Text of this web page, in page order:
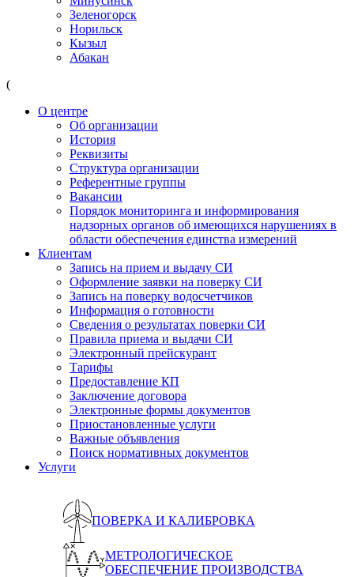
Зеленогорск
Норильск
Кызыл
Абакан
(
О центре
Об организации
История
Реквизиты
Структура организации
Референтные группы
Вакансии
Порядок мониторинга и информирования
надзорных органов об имеющихся нарушениях в
области обеспечения единства измерений
Клиентам
Запись на прием и выдачу СИ
Оформление заявки на поверку СИ
Запись на поверку водосчетчиков
Информация о готовности
Сведения о результатах поверки СИ
Правила приема и выдачи СИ
Электронный прейскурант
Тарифы
Предоставление КП
Заключение договора
Электронные формы документов
Приостановленные услуги
Важные объявления
Поиск нормативных документов
Услуги
ПОВЕРКА И КАЛИБРОВКА
МЕТРОЛОГИЧЕСКОЕ
ОБЕСПЕЧЕНИЕ ПРОИЗВОДСТВА